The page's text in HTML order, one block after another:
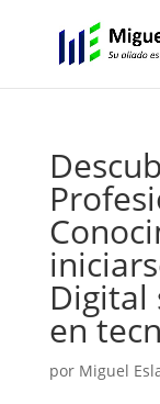
Digital
en
por Miguel